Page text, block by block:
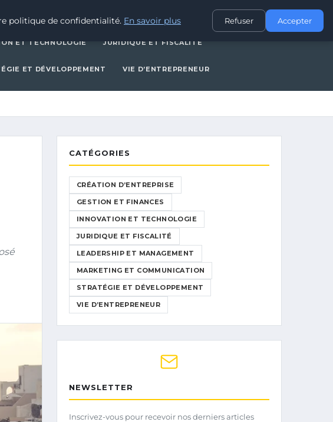
JURIDIQUE ET FISCALITÉ
ET TECHNOLOGIE JURIDIQUE ET FISCALITÉ
ET DÉVELOPPEMENT VIE D’ENTREPRENEUR
CATÉGORIES
CRÉATION D’ENTREPRISE
GESTION ET FINANCES
INNOVATION ET TECHNOLOGIE
JURIDIQUE ET FISCALITÉ
LEADERSHIP ET MANAGEMENT
MARKETING ET COMMUNICATION
STRATÉGIE ET DÉVELOPPEMENT
VIE D’ENTREPRENEUR
NEWSLETTER
Inscrivez-vous pour recevoir nos derniers articles
politique de confidentialité. En savoir plus Refuser Accepter